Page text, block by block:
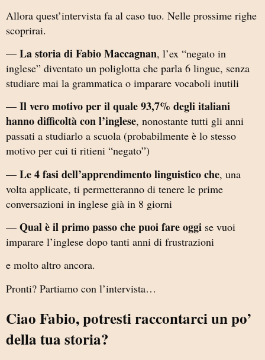
Allora quest’intervista fa al caso tuo. Nelle prossime righe
scoprirai.
— La storia di Fabio Maccagnan, l’ex “negato in
inglese” diventato un poliglotta che parla 6 lingue, senza
studiare mai la grammatica o imparare vocaboli inutili
— Il vero motivo per il quale 93,7% degli italiani
hanno difficoltà con l’inglese, nonostante tutti gli anni
passati a studiarlo a scuola (probabilmente è lo stesso
motivo per cui ti ritieni “negato”)
— Le 4 fasi dell’apprendimento linguistico che, una
volta applicate, ti permetteranno di tenere le prime
conversazioni in inglese già in 8 giorni
— Qual è il primo passo che puoi fare oggi se vuoi
imparare l’inglese dopo tanti anni di frustrazioni
e molto altro ancora.
Pronti? Partiamo con l’intervista…
Ciao Fabio, potresti raccontarci un po’
della tua storia?